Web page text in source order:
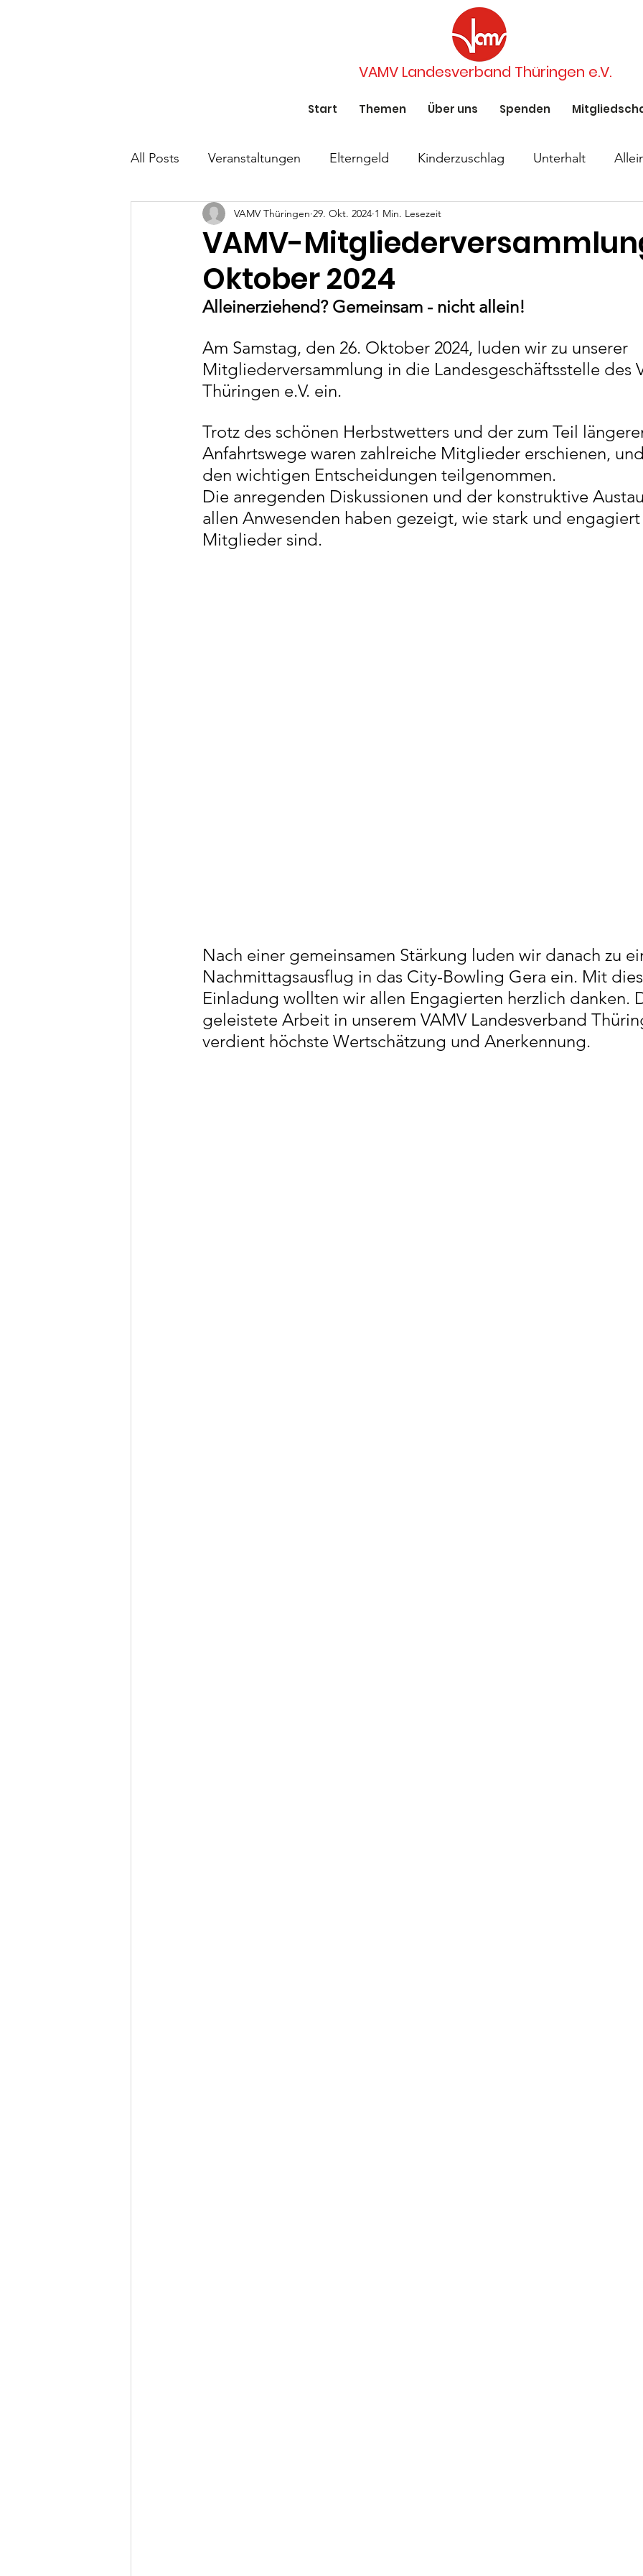
VAMV Landesverband Thüringen e.V.
Start Themen Über uns Spenden
All Posts Veranstaltungen Elterngeld Kinderzuschlag Unterhalt
Wahlprüfsteine Alleinerziehend Wechselmodell
Gemeinsam entscheiden Thüringen Wechselmodell
Gesellschaftlicher Wandel VAMV und Gerechtigkeit
O.-Friedrich-Universität Universität Bamberg Anna Burghart
Klicken für VAMV Thür. Vote for VAMV Thüringen Mitgliederversammlung
VAMV-
Oktober 2024
VAMV Thüringen 29. Okt. 2024 1 Min. Lesezeit
Alleinerziehend? Gemeinsam - nicht allein!
Am Samstag, den 26. Oktober 2024, luden wir zu unserer
Mitgliederversammlung in die Landesgeschäftsstelle des
Thüringen e.V. ein.
Trotz des schönen Herbstwetters und der zum Teil
Anfahrtswege waren zahlreiche Mitglieder erschienen,
den wichtigen Entscheidungen teilgenommen.
Die anregenden Diskussionen und der konstruktive
allen Anwesenden haben gezeigt, wie stark und
Mitglieder sind.
Nach einer gemeinsamen Stärkung luden wir danach zu
Nachmittagsausflug in das City-Bowling Gera ein. Mit di
Einladung wollten wir allen Engagierten herzlich danken.
geleistete Arbeit in unserem VAMV Landesverband
verdient höchste Wertschätzung und Anerkennung.